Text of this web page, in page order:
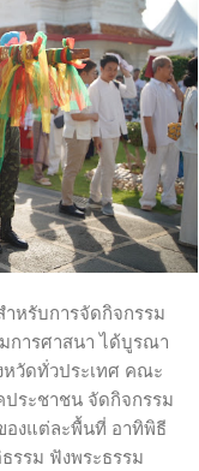
หรับการจัดกิจกรรม
การศาสนา ได้บูรณา
วัดทั่วประเทศ คณะ
ประชาชน จัดกิจกรรม
องแต่ละพื้นที่ อาทิพิธี
รม ฟังพระธรรม